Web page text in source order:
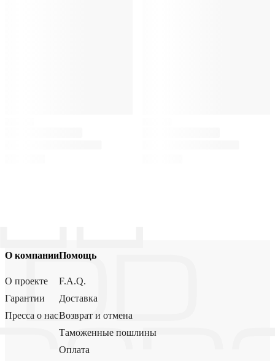
О компании
О проекте
Гарантии
Пресса о нас
Помощь
F.A.Q.
Доставка
Возврат и отмена
Таможенные пошлины
Оплата